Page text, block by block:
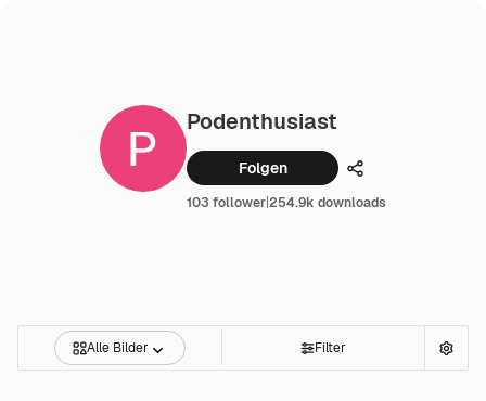
Podenthusiast
Folgen Teilen
103 follower|254.9k downloads
Alle Bilder Filter